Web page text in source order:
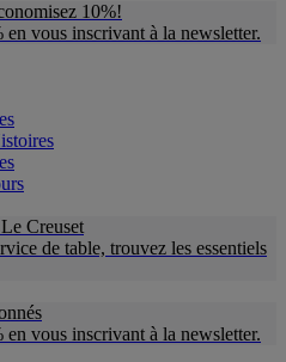
10%!
vous inscrivant à la newsletter.
Creuset
de table, trouvez les essentiels
vous inscrivant à la newsletter.